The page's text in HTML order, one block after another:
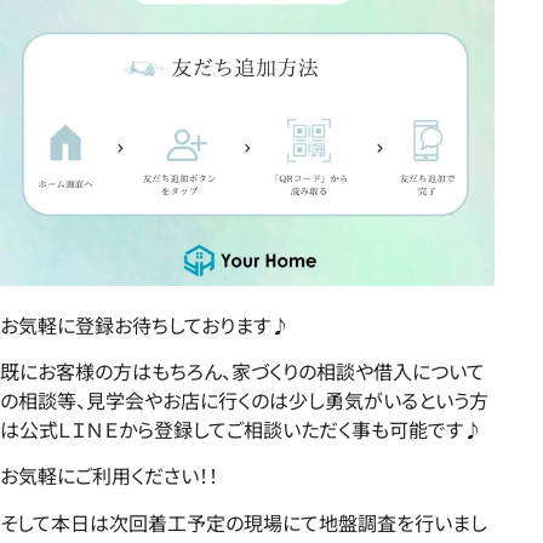
お気軽に登録お待ちしております♪
既にお客様の方はもちろん、家づくりの相談や借入について
の相談等、見学会やお店に行くのは少し勇気がいるという方
は公式ＬＩＮＥから登録してご相談いただく事も可能です♪
お気軽にご利用ください！！
そして本日は次回着工予定の現場にて地盤調査を行いまし